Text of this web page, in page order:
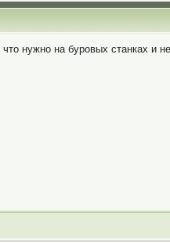
нужно на буровых станках и